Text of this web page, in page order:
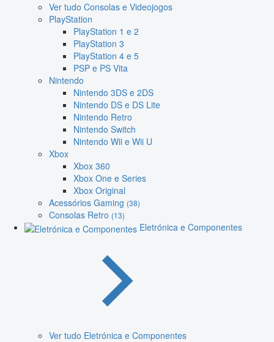
Ver tudo Consolas e Videojogos
PlayStation
PlayStation 1 e 2
PlayStation 3
PlayStation 4 e 5
PSP e PS Vita
Nintendo
Nintendo 3DS e 2DS
Nintendo DS e DS Lite
Nintendo Retro
Nintendo Switch
Nintendo Wii e Wii U
Xbox
Xbox 360
Xbox One e Series
Xbox Original
Acessórios Gaming (38)
Consolas Retro (13)
Eletrónica e Componentes
Ver tudo Eletrónica e Componentes